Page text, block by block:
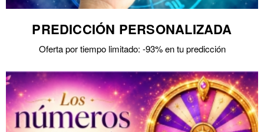
PREDICCIÓN PERSONALIZADA
Oferta por tiempo limitado: -93% en tu predicción